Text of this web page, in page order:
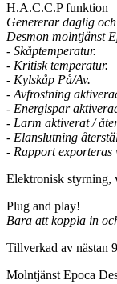
H.A.C.C.P funktion
Genererar daglig
Desmon molntjänst
- Skåptemperatur.
- Kritisk temperatur.
- Kylskåp På/Av.
- Avfrostning
- Energispar
- Larm aktiverat /
- Elanslutning
- Rapport exporteras
Elektronisk styrning,
Plug and play!
Bara att koppla in
Tillverkad av nästan
Molntjänst Epoca